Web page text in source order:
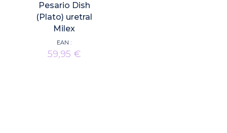
Pesario Dish
(Plato) uretral
Milex
EAN :
59,95 €